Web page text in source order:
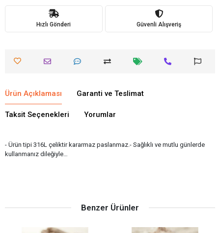
Hızlı Gönderi Güvenli Alışveriş
Ürün Açıklaması Garanti ve Teslimat
Taksit Seçenekleri Yorumlar
- Ürün tipi 316L çeliktir kararmaz paslanmaz.- Sağlıklı ve mutlu günlerde
kullanmanız dileğiyle…
Benzer Ürünler